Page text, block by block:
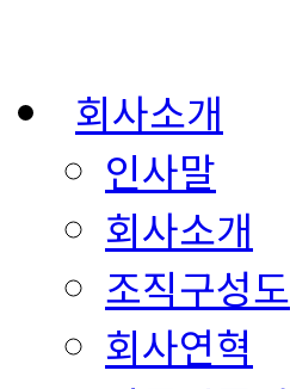
회사소개
인사말
회사소개
조직구성도
회사연혁